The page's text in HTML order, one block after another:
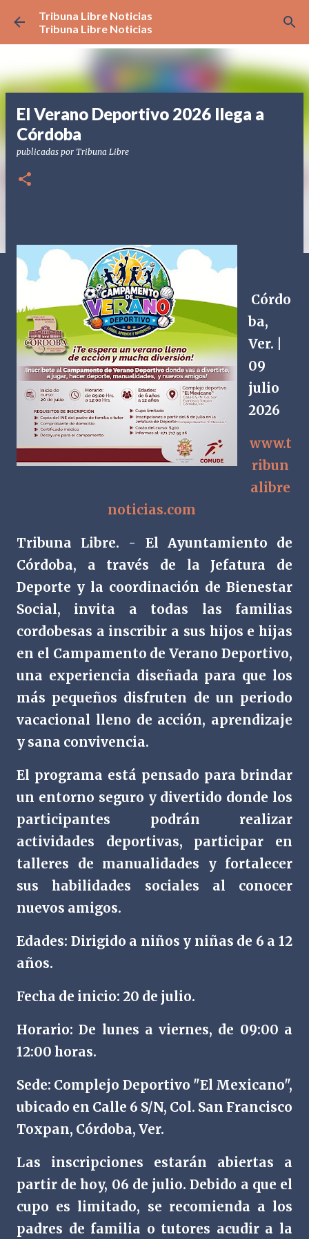
Ir al contenido principal
Tribuna Libre Noticias
Tribuna Libre Noticias
El Verano Deportivo 2026 llega a
Córdoba
publicadas por Tribuna Libre
Córdo
ba,
Ver. |
09
julio
2026
www.t
ribun
alibre
noticias.com
Tribuna Libre. - El Ayuntamiento de
Córdoba, a través de la Jefatura de
Deporte y la coordinación de Bienestar
Social, invita a todas las familias
cordobesas a inscribir a sus hijos e hijas
en el Campamento de Verano Deportivo,
una experiencia diseñada para que los
más pequeños disfruten de un periodo
vacacional lleno de acción, aprendizaje
y sana convivencia.
El programa está pensado para brindar
un entorno seguro y divertido donde los
participantes podrán realizar
actividades deportivas, participar en
talleres de manualidades y fortalecer
sus habilidades sociales al conocer
nuevos amigos.
Edades: Dirigido a niños y niñas de 6 a 12
años.
Fecha de inicio: 20 de julio.
Horario: De lunes a viernes, de 09:00 a
12:00 horas.
Sede: Complejo Deportivo "El Mexicano",
ubicado en Calle 6 S/N, Col. San Francisco
Toxpan, Córdoba, Ver.
Las inscripciones estarán abiertas a
partir de hoy, 06 de julio. Debido a que el
cupo es limitado, se recomienda a los
padres de familia o tutores acudir a la